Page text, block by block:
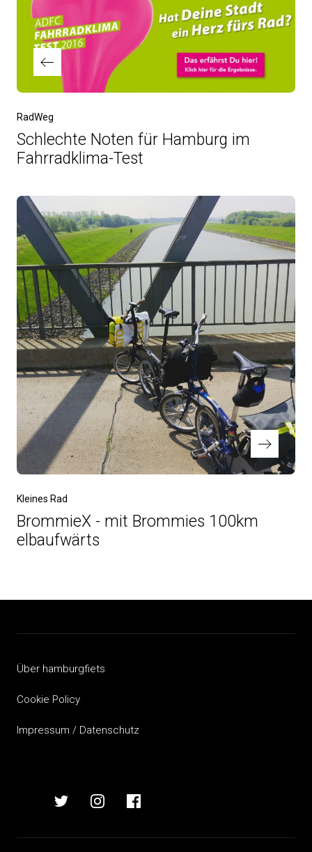
Vorheriger
Beitrag
RadWeg
Schlechte Noten für Hamburg im
Fahrradklima-Test
Nächster
Beitrag
Kleines Rad
BrommieX - mit Brommies 100km
elbaufwärts
Über hamburgfiets
Cookie Policy
Impressum / Datenschutz
hamburgfietshamburgfiets
auf
hamburgfiets
auf
hamburgfiets
auf